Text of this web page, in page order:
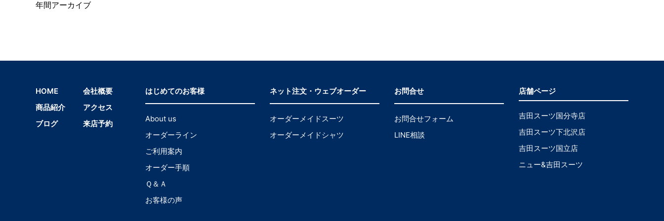
年間アーカイブ
HOME
商品紹介
ブログ
会社概要
アクセス
来店予約
はじめてのお客様
About us
オーダーライン
ご利用案内
オーダー手順
Ｑ＆Ａ
お客様の声
ネット注文・ウェブオーダー
オーダーメイドスーツ
オーダーメイドシャツ
お問合せ
お問合せフォーム
LINE相談
店舗ページ
吉田スーツ国分寺店
吉田スーツ下北沢店
吉田スーツ国立店
ニュー&吉田スーツ